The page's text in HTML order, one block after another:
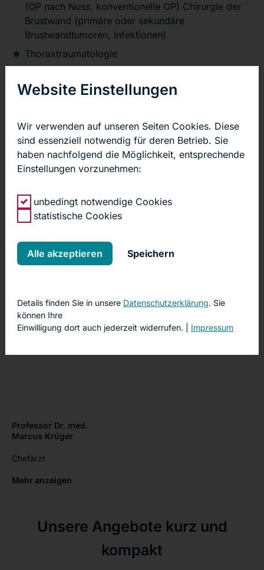
(OP nach Nuss, konventionelle OP) Chirurgie der
Brustwand (primäre oder sekundäre
Brustwandtumoren, Infektionen)
Thoraxtraumatologie
Operationen bei fortgeschrittenem
Volumenreduktionsplastik) innerhalb eines
interdisziplinären Behandlungskonzeptes
Operationen von Mediastinaltumoren / Thymektomie
Roboter-assistierte Thoraxchirurgie (DaVinci)
Schwitzen an Kopf, Händen und Armen) Chirurgie
des Zwerchfells
direkt zum Behandlungsangebot
Professor Dr. med.
Marcus Krüger
Chefarzt
Mehr anzeigen
Unsere Angebote kurz und
kompakt
Website Einstellungen
Wir verwenden auf unseren Seiten Cookies. Diese
sind essenziell notwendig für deren Betrieb. Sie
haben nachfolgend die Möglichkeit, entsprechende
Einstellungen vorzunehmen:
unbedingt notwendige Cookies
statistische Cookies
Alle akzeptieren Speichern
Details finden Sie in unsere Datenschutzerklärung. Sie
können Ihre
Einwilligung dort auch jederzeit widerrufen. | Impressum